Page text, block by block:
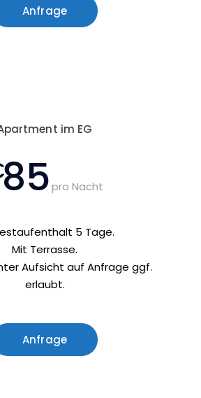
Anfrage
im EG
85pro Nacht
5 Tage.
Mit Terrasse.
Aufsicht auf Anfrage ggf.
erlaubt.
Anfrage